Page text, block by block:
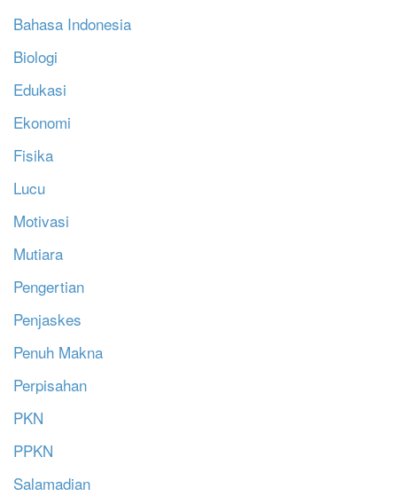
Bahasa Indonesia
Biologi
Edukasi
Ekonomi
Fisika
Lucu
Motivasi
Mutiara
Pengertian
Penjaskes
Penuh Makna
Perpisahan
PKN
PPKN
Salamadian